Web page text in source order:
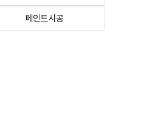
페인트시공